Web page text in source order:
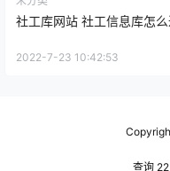
社工库网站 社工信息库怎
2022-7-23 10:42:53
查询